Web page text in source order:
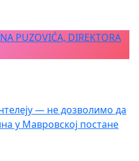
PUZOVIĆA, DIREKTORA
— не дозволимо да
у Мавровској постане